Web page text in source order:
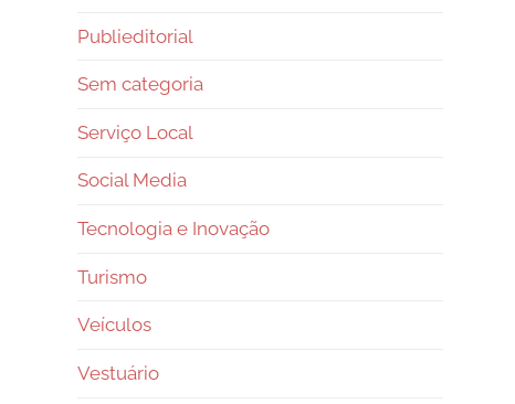
Publieditorial
Sem categoria
Serviço Local
Social Media
Tecnologia e Inovação
Turismo
Veículos
Vestuário